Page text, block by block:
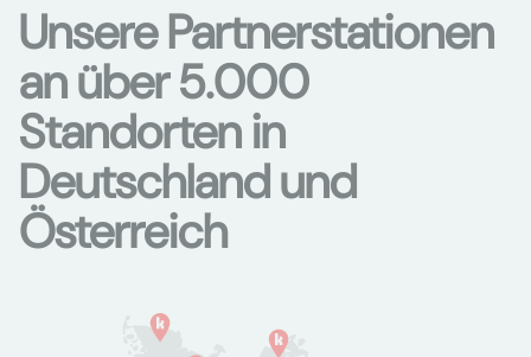
Unsere Partnerstationen
an über 5.000
Standorten in
Deutschland und
Österreich